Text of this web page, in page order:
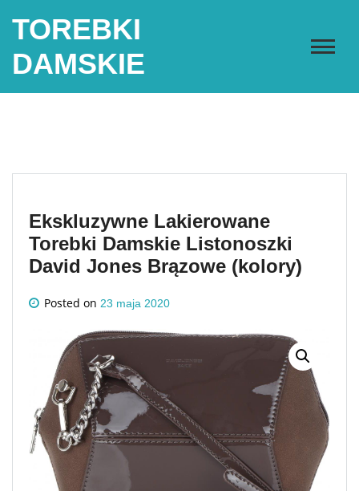
TOREBKI
DAMSKIE
Ekskluzywne Lakierowane
Torebki Damskie Listonoszki
David Jones Brązowe (kolory)
Posted on 23 maja 2020